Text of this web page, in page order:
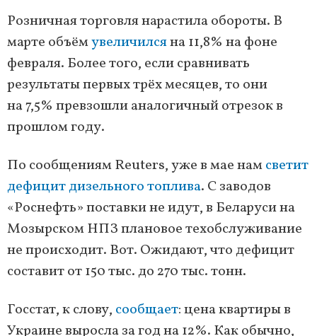
Розничная торговля нарастила обороты. В
марте объёмувеличилсяна 11,8% на фоне
февраля. Более того, если сравнивать
результаты первых трёх месяцев, то они
на 7,5% превзошли аналогичный отрезок в
прошлом году.
По сообщениям Reuters, уже в мае намсветит
дефицит дизельного топлива. С заводов
«Роснефть» поставки не идут, в Беларуси на
Мозырском НПЗ плановое техобслуживание
не происходит. Вот. Ожидают, что дефицит
составит от 150 тыс. до 270 тыс. тонн.
Госстат, к слову, сообщает: цена квартиры в
Украине выросла за год на 12%. Как обычно,